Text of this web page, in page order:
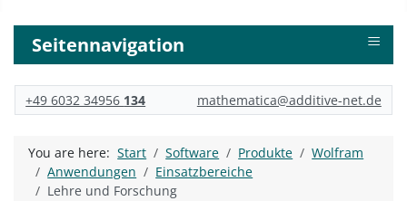
Seitennavigation ≡
+49 6032 34956 134 mathematica@additive-net.de
You are here:Start Software Produkte
Wolfram
Anwendungen
Einsatzbereiche
Lehre und Forschung